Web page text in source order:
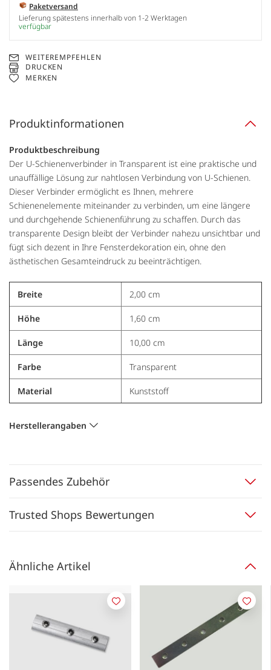
Paketversand
Lieferung spätestens innerhalb von 1-2 Werktagen
verfügbar
WEITEREMPFEHLEN
DRUCKEN
MERKEN
Produktinformationen
Produktbeschreibung
Der U-Schienenverbinder in Transparent ist eine praktische und
unauffällige Lösung zur nahtlosen Verbindung von U-Schienen.
Dieser Verbinder ermöglicht es Ihnen, mehrere
Schienenelemente miteinander zu verbinden, um eine längere
und durchgehende Schienenführung zu schaffen. Durch das
transparente Design bleibt der Verbinder nahezu unsichtbar und
fügt sich dezent in Ihre Fensterdekoration ein, ohne den
ästhetischen Gesamteindruck zu beeinträchtigen.
Breite 2,00 cm
Höhe 1,60 cm
Länge 10,00 cm
Farbe Transparent
Material Kunststoff
Herstellerangaben
Passendes Zubehör
Trusted Shops Bewertungen
Ähnliche Artikel
Merken